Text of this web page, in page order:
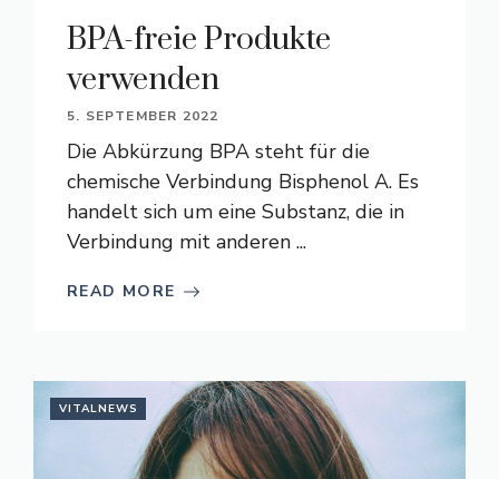
BPA-freie Produkte
verwenden
5. SEPTEMBER 2022
Die Abkürzung BPA steht für die
chemische Verbindung Bisphenol A. Es
handelt sich um eine Substanz, die in
Verbindung mit anderen ...
READ MORE
VITALNEWS